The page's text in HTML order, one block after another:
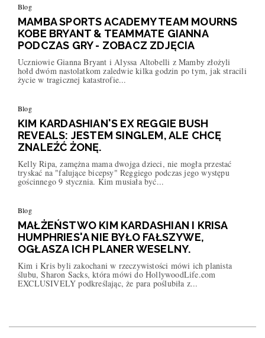
Blog
MAMBA SPORTS ACADEMY TEAM MOURNS
KOBE BRYANT & TEAMMATE GIANNA
PODCZAS GRY - ZOBACZ ZDJĘCIA
Uczniowie Gianna Bryant i Alyssa Altobelli z Mamby złożyli
hołd dwóm nastolatkom zaledwie kilka godzin po tym, jak stracili
życie w tragicznej katastrofie...
Blog
KIM KARDASHIAN'S EX REGGIE BUSH
REVEALS: JESTEM SINGLEM, ALE CHCĘ
ZNALEŹĆ ŻONĘ.
Kelly Ripa, zamężna mama dwojga dzieci, nie mogła przestać
tryskać na "falujące bicepsy" Reggiego podczas jego występu
gościnnego 9 stycznia. Kim musiała być...
Blog
MAŁŻEŃSTWO KIM KARDASHIAN I KRISA
HUMPHRIES'A NIE BYŁO FAŁSZYWE,
OGŁASZA ICH PLANER WESELNY.
Kim i Kris byli zakochani w rzeczywistości mówi ich planista
ślubu, Sharon Sacks, która mówi do HollywoodLife.com
EXCLUSIVELY podkreślając, że para poślubiła z...